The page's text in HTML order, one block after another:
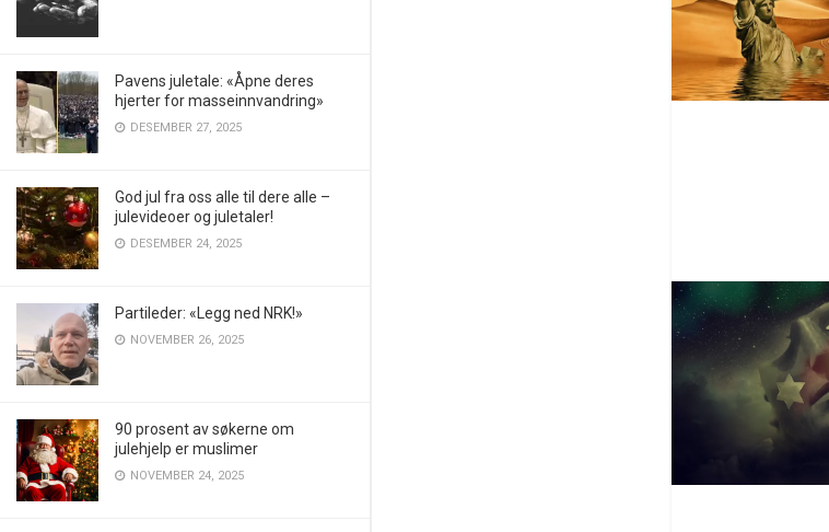
Pavens juletale: «Åpne deres
hjerter for masseinnvandring»
DESEMBER 27, 2025
God jul fra oss alle til dere alle –
julevideoer og juletaler!
DESEMBER 24, 2025
Partileder: «Legg ned NRK!»
NOVEMBER 26, 2025
90 prosent av søkerne om
julehjelp er muslimer
NOVEMBER 24, 2025